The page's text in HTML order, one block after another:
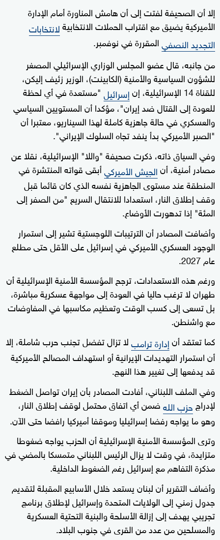
إلا أن الصحيفة لفتت إلى أن هامش المناورة أمام الإدارة
الأميركية يضيق مع اقتراب الحملات الانتخابيةلانتخابات
التجديد النصفيالمقررة في نوفمبر.
من جانبه، قال عضو المجلس الوزاري الإسرائيلي المصغر
للشؤون السياسية والأمنية (الكابينت)، الوزير زئيف إليكن،
للقناة 14 الإسرائيلية، إن
إسرائيل "مستعدة في أي لحظة
للعودة إلى القتال ضد إيران"، مؤكدا أن المستويين السياسي
والعسكري في حالة جاهزية كاملة لهذا السيناريو، معتبرا أن
"الصبر الأميركي بدأ ينفد تجاه السلوك الإيراني".
وفي السياق ذاته، ذكرت صحيفة "واللا" الإسرائيلية، نقلا عن
مصادر أمنية، أنالجيش الأميركيأبقى قواته المنتشرة في
المنطقة عند مستوى الجاهزية نفسه الذي كان قائما قبل
وقف إطلاق النار، استعدادا للانتقال السريع "من الصفر إلى
المئة" إذا تدهورت الأوضاع.
وأضافت المصادر أن الترتيبات اللوجستية تشير إلى استمرار
الوجود العسكري الأميركي في إسرائيل على الأقل حتى مطلع
عام 2027.
ورغم هذه الاستعدادات، ترجح المؤسسة الأمنية الإسرائيلية أن
طهران لا ترغب حاليا في العودة إلى مواجهة عسكرية مباشرة،
بل تسعى إلى كسب الوقت وتعظيم مكاسبها في المفاوضات
مع واشنطن.
كما تعتقد أنإدارة ترامبلا تزال تفضل تجنب حرب شاملة، إلا
أن استمرار التهديدات الإيرانية أو استهداف المصالح الأميركية
قد يدفعها إلى تغيير هذا النهج.
وفي الملف اللبناني، أفادت المصادر بأن إيران تواصل الضغط
لإدراج حزب اللهضمن أي اتفاق محتمل لوقف إطلاق النار،
وهو ما يواجه رفضا إسرائيليا وموقفا أميركيا رافضا حتى الآن.
وترى المؤسسة الأمنية الإسرائيلية أن الحزب يواجه ضغوطا
متزايدة، في وقت لا يزال الرئيس اللبناني متمسكا بالمضي في
مذكرة التفاهم مع إسرائيل رغم الضغوط الداخلية.
وأضاف التقرير أن لبنان يستعد خلال الأسابيع المقبلة لتقديم
جدول زمني إلى الولايات المتحدة وإسرائيل لإطلاق برنامج
تجريبي يهدف إلى إزالة الأسلحة والبنية التحتية العسكرية
والمسلحين من عدد من القرى في جنوب البلاد.